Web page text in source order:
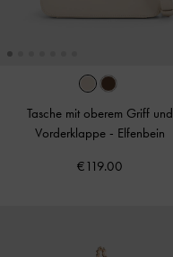
Tasche mit oberem Griff und
Vorderklappe - Elfenbein
€119.00